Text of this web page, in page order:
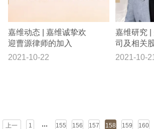
嘉维动态 | 嘉维诚挚欢
迎曹源律师的加入
2021-10-22
嘉维研究 |
司及相关
分析
2021-10-21
上一 1 ... 155 156 157 158 159 160